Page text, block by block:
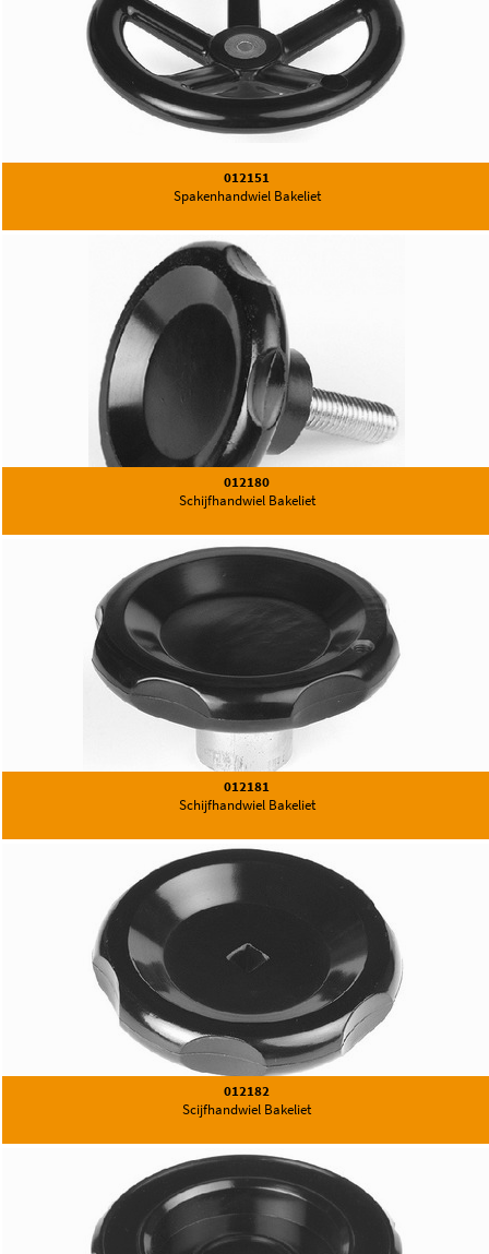
012151
Spakenhandwiel Bakeliet
012180
Schijfhandwiel Bakeliet
012181
Schijfhandwiel Bakeliet
012182
Scijfhandwiel Bakeliet